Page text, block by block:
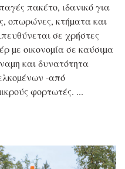
πακέτο, ιδανικό για
οπωρώνες, κτήµατα και
σε χρήστες
µε οικονοµία σε καύσιµα
και δυνατότητα
-από
φορτωτές.